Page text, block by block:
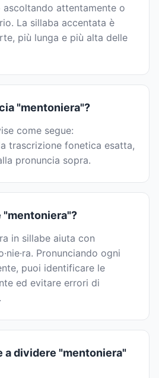
attentamente o
La sillaba accentata è
più lunga e più alta delle
"mentoniera"?
come segue:
la trascrizione fonetica esatta,
pronuncia sopra.
"mentoniera"?
in sillabe aiuta con
Pronunciando ogni
puoi identificare le
ed evitare errori di
a dividere "mentoniera"